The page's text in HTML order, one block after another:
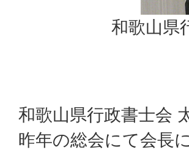
和歌山県
和歌山県行政書士会
昨年の総会にて会長